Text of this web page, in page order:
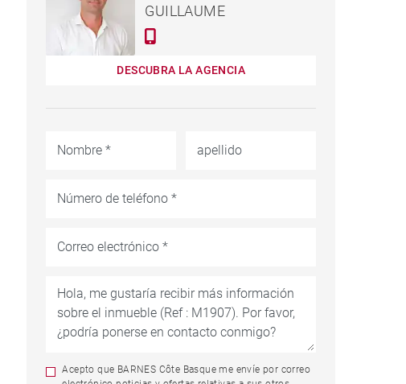
GUILLAUME
DESCUBRA LA AGENCIA
Acepto que BARNES Côte Basque me envíe por correo